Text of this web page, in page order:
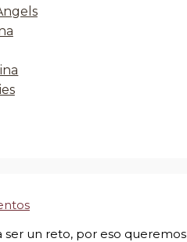
ser un reto, por eso queremos